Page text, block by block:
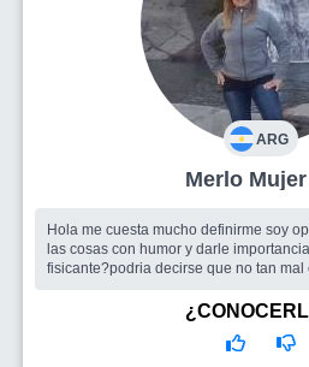
ARG
Merlo
Hola me cuesta mucho definirme soy
las cosas con humor y darle
fisicante?podria decirse que no tan
Estoy buscando un compañero
todo que tenga humorsi .